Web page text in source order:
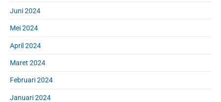
Juni 2024
Mei 2024
April 2024
Maret 2024
Februari 2024
Januari 2024